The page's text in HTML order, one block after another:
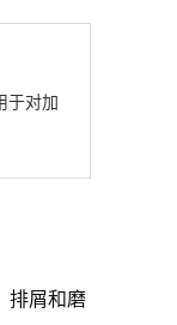
于对加
排屑和磨